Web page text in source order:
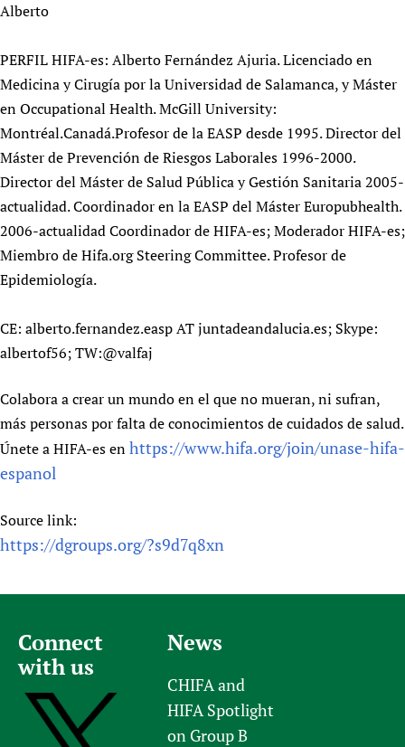
Alberto
PERFIL HIFA-es: Alberto Fernández Ajuria. Licenciado en
Medicina y Cirugía por la Universidad de Salamanca, y Máster
en Occupational Health. McGill University:
Montréal.Canadá.Profesor de la EASP desde 1995. Director del
Máster de Prevención de Riesgos Laborales 1996-2000.
Director del Máster de Salud Pública y Gestión Sanitaria 2005-
actualidad. Coordinador en la EASP del Máster Europubhealth.
2006-actualidad Coordinador de HIFA-es; Moderador HIFA-es;
Miembro de Hifa.org Steering Committee. Profesor de
Epidemiología.
CE: alberto.fernandez.easp AT juntadeandalucia.es; Skype:
albertof56; TW:@valfaj
Colabora a crear un mundo en el que no mueran, ni sufran,
más personas por falta de conocimientos de cuidados de salud.
Únete a HIFA-es enhttps://www.hifa.org/join/unase-hifa-
espanol
Source link:
https://dgroups.org/?s9d7q8xn
Connect
with us
News
CHIFA and
HIFA Spotlight
on Group B